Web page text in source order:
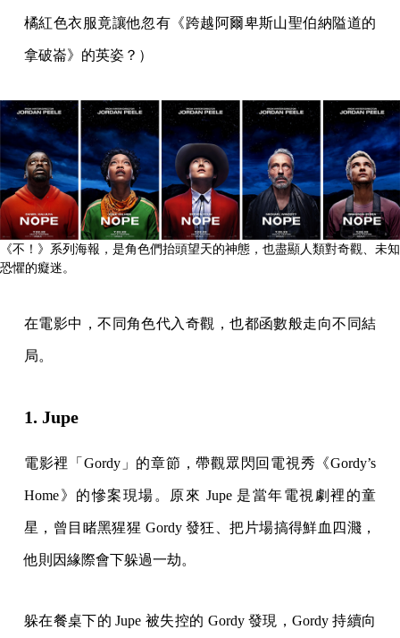
橘紅色衣服竟讓他忽有《跨越阿爾卑斯山聖伯納隘道的
拿破崙》的英姿？）
《不！》系列海報，是角色們抬頭望天的神態，也盡顯人類對奇觀、未知
恐懼的癡迷。
在電影中，不同角色代入奇觀，也都函數般走向不同結
局。
1. Jupe
電影裡「Gordy」的章節，帶觀眾閃回電視秀《Gordy’s
Home》的慘案現場。原來 Jupe 是當年電視劇裡的童
星，曾目睹黑猩猩 Gordy 發狂、把片場搞得鮮血四濺，
他則因緣際會下躲過一劫。
躲在餐桌下的 Jupe 被失控的 Gordy 發現，Gordy 持續向